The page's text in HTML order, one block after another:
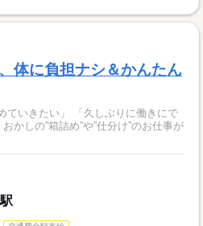
体に負担ナシ＆かんたん
ていきたい」 「久しぶりに働きにで